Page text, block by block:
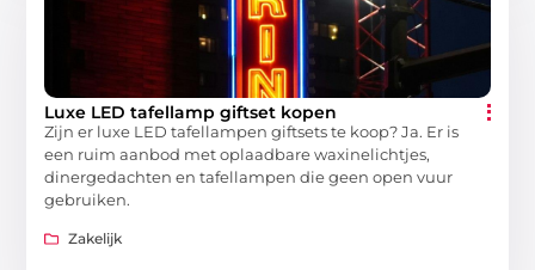
Luxe LED tafellamp giftset kopen
Zijn er luxe LED tafellampen giftsets te koop? Ja. Er is
een ruim aanbod met oplaadbare waxinelichtjes,
dinergedachten en tafellampen die geen open vuur
gebruiken.
Zakelijk